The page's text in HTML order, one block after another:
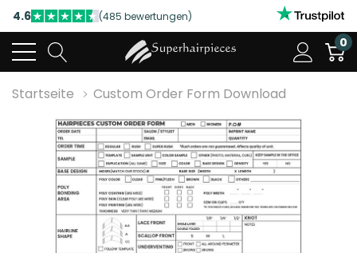
4.6 (485 bewertungen)
NUTZEN SIE UNSERE WILLKOMMENSRABATTE
4.6
(485 bewertungen)
0
Startseite Custom Order Form Download